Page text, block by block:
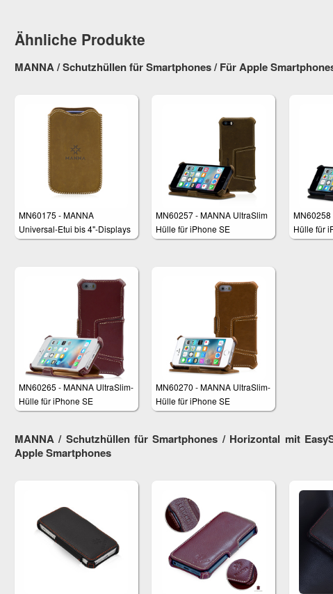
Ähnliche Produkte
MANNA / Schutzhüllen für Smartphones / Für Apple
MN60175 - MANNA
Universal-Etui bis 4"-Displays
MN60257 - MANNA UltraSlim
Hülle für iPhone SE
MN60258
Hülle für
MN60265 - MANNA UltraSlim-
Hülle für iPhone SE
MN60270 - MANNA UltraSlim-
Hülle für iPhone SE
MANNA / Schutzhüllen für Smartphones / Horizontal mit
Apple Smartphones